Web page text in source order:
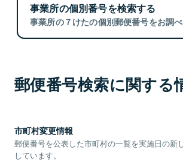
事業所の個別番号を検索する
事業所の７けたの個別郵便番号をお調べ
郵便番号検索に関する
市町村変更情報
郵便番号を公表した市町村の一覧を実施日の新
しています。